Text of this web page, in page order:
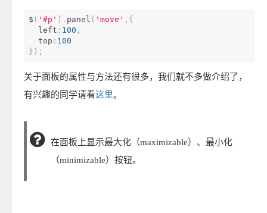
$ ( '#p' ). panel ( 'move' ,{
  left
: 100 ,
  top
: 100
});
关于面板的属性与方法还有很多，我们就不多做介绍了，
有兴趣的同学请看这里。
在面板上显示最大化（maximizable）、最小化
（minimizable）按钮。